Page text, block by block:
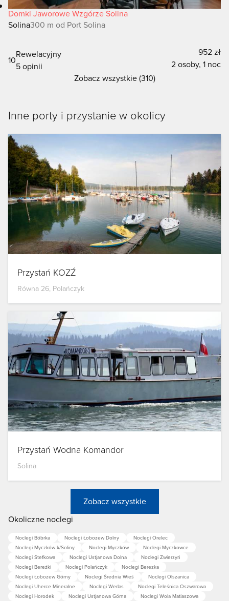
Domki Jaworowe Wzgórze Solina
Solina300 m od Port Solina
10
Rewelacyjny
5 opinii
952 zł
2 osoby, 1 noc
Zobacz wszystkie (310)
Inne porty i przystanie w okolicy
Przystań KOZŹ
Równa 26, Polańczyk
Przystań Wodna Komandor
Solina
Zobacz wszystkie
Okoliczne noclegi
Noclegi Bóbrka Noclegi Łobozew Dolny
Noclegi Orelec
Noclegi Myczków k/Soliny
Noclegi Myczków
Noclegi Myczkowce
Noclegi Stefkowa
Noclegi Ustjanowa Dolna
Noclegi Zwierzyń
Noclegi Bereżki
Noclegi Polańczyk
Noclegi Berezka
Noclegi Łobozew Górny
Noclegi Średnia Wieś
Noclegi Olszanica
Noclegi Uherce Mineralne
Noclegi Werlas
Noclegi Teleśnica Oszwarowa
Noclegi Horodek
Noclegi Ustjanowa Górna Noclegi Wola Matiaszowa